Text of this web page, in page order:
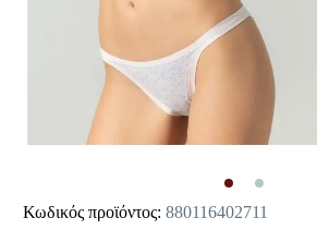
Κωδικός προϊόντος: 880116402711